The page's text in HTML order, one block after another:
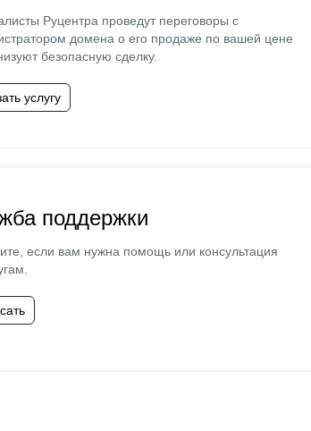
Руцентра проведут переговоры с
домена о его продаже по вашей цене
безопасную сделку.
услугу
поддержки
если вам нужна помощь или консультация